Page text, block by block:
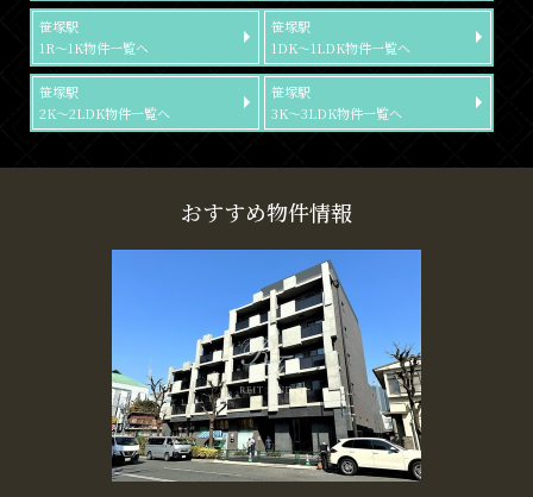
笹塚駅
1R～1K物件一覧へ
笹塚駅
1DK～1LDK物件一覧へ
笹塚駅
2K～2LDK物件一覧へ
笹塚駅
3K～3LDK物件一覧へ
おすすめ物件情報